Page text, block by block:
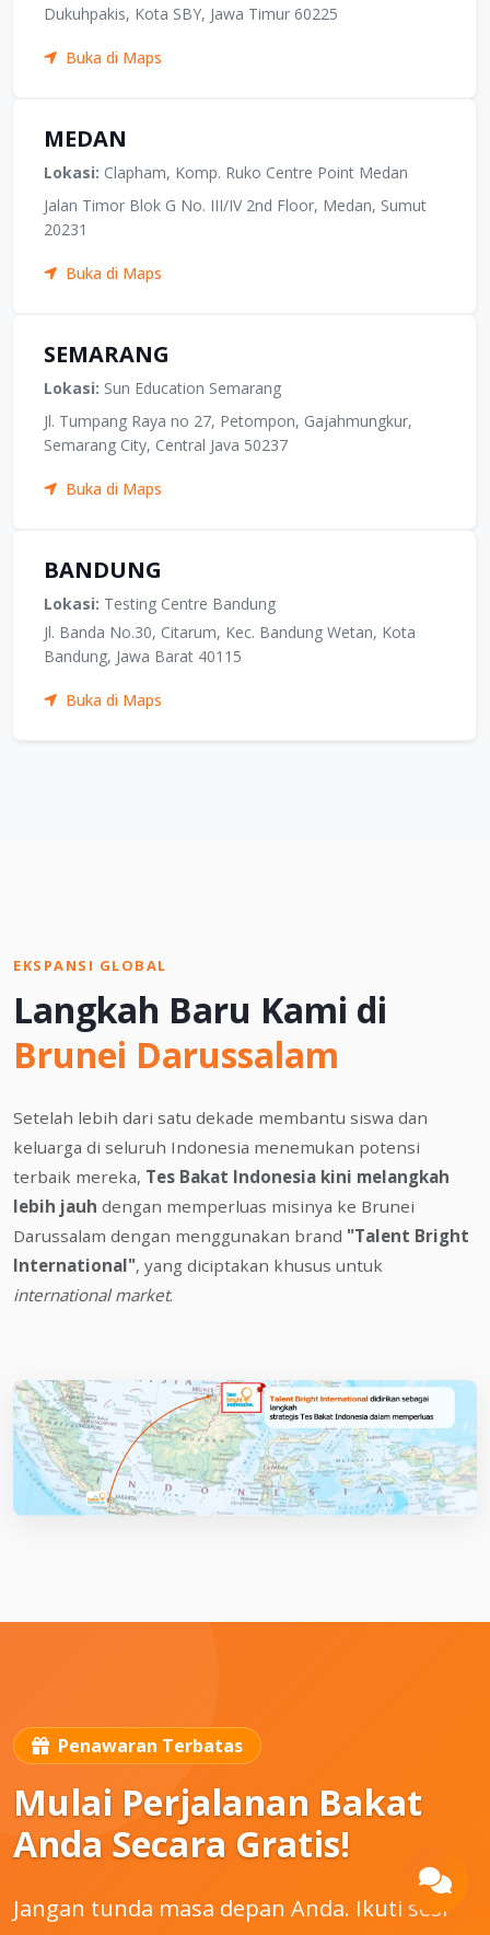
Dukuhpakis, Kota SBY, Jawa Timur 60225
Buka di Maps
MEDAN
Lokasi: Clapham, Komp. Ruko Centre Point Medan
Jalan Timor Blok G No. III/IV 2nd Floor, Medan, Sumut
20231
Buka di Maps
SEMARANG
Lokasi: Sun Education Semarang
Jl. Tumpang Raya no 27, Petompon, Gajahmungkur,
Semarang City, Central Java 50237
Buka di Maps
BANDUNG
Lokasi: Testing Centre Bandung
Jl. Banda No.30, Citarum, Kec. Bandung Wetan, Kota
Bandung, Jawa Barat 40115
Buka di Maps
EKSPANSI GLOBAL
Langkah Baru Kami di
Brunei Darussalam
Setelah lebih dari satu dekade membantu siswa dan
keluarga di seluruh Indonesia menemukan potensi
terbaik mereka, Tes Bakat Indonesia kini melangkah
lebih jauh dengan memperluas misinya ke Brunei
Darussalam dengan menggunakan brand "Talent Bright
International", yang diciptakan khusus untuk
international market.
Penawaran Terbatas
Mulai Perjalanan Bakat
Anda Secara Gratis!
Jangan tunda masa depan Anda. Ikuti sesi